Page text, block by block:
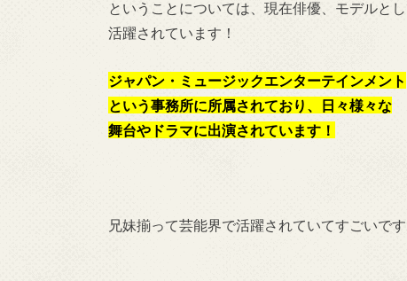
ということについては、現在俳優、モデルと
活躍されています！
ジャパン・ミュージックエンターテインメント
という事務所に所属されており、日々様々な
舞台やドラマに出演されています！
兄妹揃って芸能界で活躍されていてすごいです